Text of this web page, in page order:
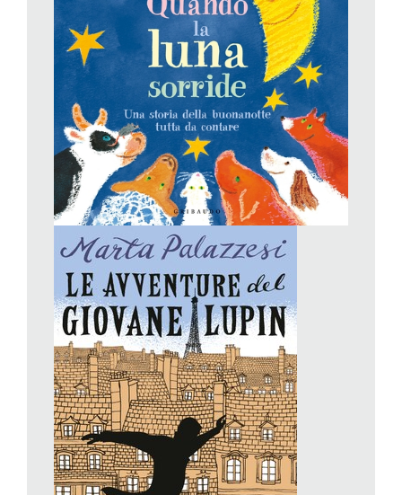
Natale che avrebbe potuto farmi. Perché è così che ebbero
inizio le mie avventure». E con un salto di tre anni, arrivando al
1889, hanno inizioLe avventure del giovane Lupin, in pagine
ben ritmate che ci portano nei quartieri malfamati di Parigi, tra
personaggi malvagi e altri dal grande cuore; nel tendone del
Cirque d’Hiver, con una giovane funambola e un domatore
d’elefanti; e nel cuore dell’Esposizione Universale, con la
grande attrazione della Torre Eiffel. Un contesto nelle corde
della Palazzesi, perfettamente a suo agio con le atmosfere
dickensiane dei ragazzini di strada nelle città di fine Ottocento,
come già avevamo apprezzato nel suo romanzoNebbia
(ambientato invece in Inghilterra). Da pochi giorni è in libreria il
secondo volume delle avventure del giovane Lupin:
del giglio, edito come il precedente da Salani.
Petr Horá ček,Quando la luna sorride, Gribaudo. Da 3
Tutto imperniato sulle belle illustrazioni dell’artista praghese
Petr Horáček, e sull’idea, semplicissima ma efficace, che dà
forma alla narrazione, questo delizioso albo è una storia della
buonanotte che si candida ad essere raccontata più volte, per
più serate, seduti sul lettino del bimbo che segue, magari